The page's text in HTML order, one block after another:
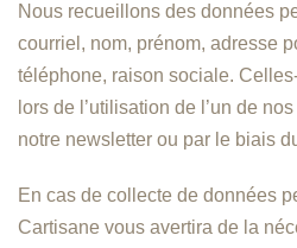
Nous recueillons des données
courriel, nom, prénom, adresse
téléphone, raison sociale.
lors de l’utilisation de l’un de
notre newsletter ou par le biais
En cas de collecte de données
Cartisane vous avertira de la